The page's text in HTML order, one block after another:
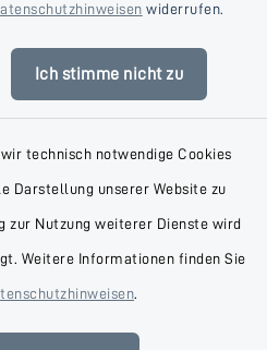
widerrufen.
Ich stimme nicht zu
technisch notwendige Cookies
Darstellung unserer Website zu
zur Nutzung weiterer Dienste wird
Weitere Informationen finden Sie
.